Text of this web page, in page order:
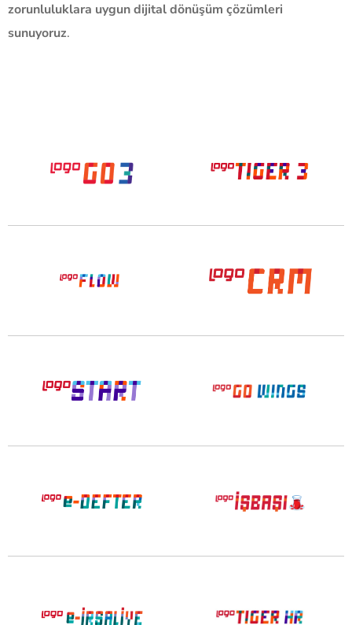
zorunluluklara uygun dijital dönüşüm çözümleri
sunuyoruz.